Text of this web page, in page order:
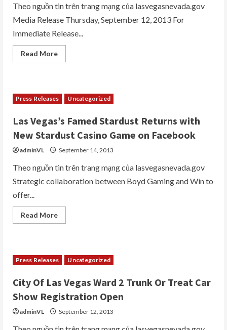
Theo nguồn tin trên trang mạng của lasvegasnevada.gov
Media Release Thursday, September 12, 2013 For
Immediate Release...
Read MoreRead
more
In,
Pack
Pilot
Program
At
Floyd
Park
Tule
Springs
Press Releases Uncategorized
Las Vegas’s Famed Stardust Returns with
New Stardust Casino Game on Facebook
adminVL September 14, 2013
Theo nguồn tin trên trang mạng của lasvegasnevada.gov
Strategic collaboration between Boyd Gaming and Win to
offer...
Read MoreRead
more
Stardust
Returns
New
Stardust
Casino
Game
Facebook
Press Releases Uncategorized
City Of Las Vegas Ward 2 Trunk Or Treat Car
Show Registration Open
adminVL September 12, 2013